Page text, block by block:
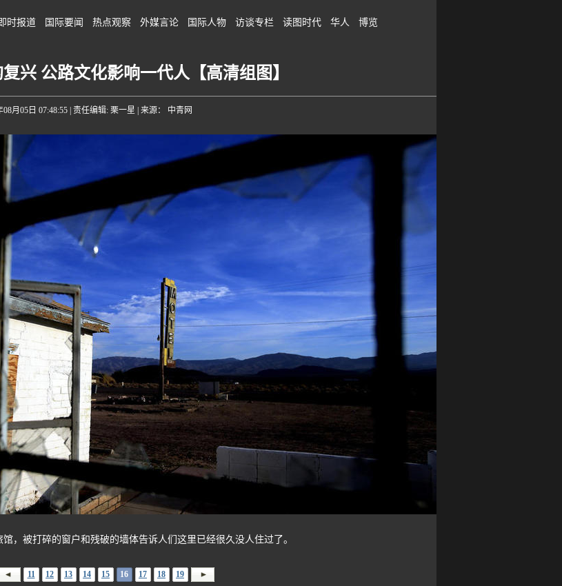
时报道 国际要闻 热点观察 外媒言论 国际人物 访谈专栏 读图时代 华人 博览
兴 公路文化影响一代人【高清组图】
08月05日 07:48:55| 责任编辑: 栗一星 | 来源： 中青网
，被打碎的窗户和残破的墙体告诉人们这里已经很久没人住过了。
11 12 13 14 15 16 17 18 19